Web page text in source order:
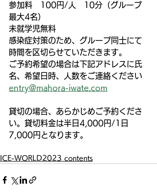
参加料　100円/人　10分（グループ
最大4名）
未就学児無料
感染症対策のため、グループ同士にて
時間を区切らせていただきます。
ご予約希望の場合は下記アドレスに氏
名、希望日時、人数をご連絡ください
entry@mahora-iwate.com
貸切の場合、あらかじめご予約くださ
い。貸切料金は半日4,000円/1日
7,000円となります。
ICE-WORLD2023 contents